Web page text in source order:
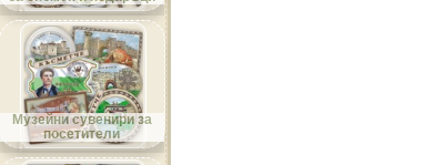
Област Видин
Музейни сувенири за
посетители